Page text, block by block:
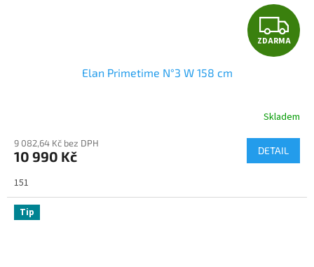
Z
D
R
M
A
ZDARMA
Elan Primetime N°3 W 158 cm
Skladem
9 082,64 Kč bez DPH
10 990 Kč DETAIL
151
Tip